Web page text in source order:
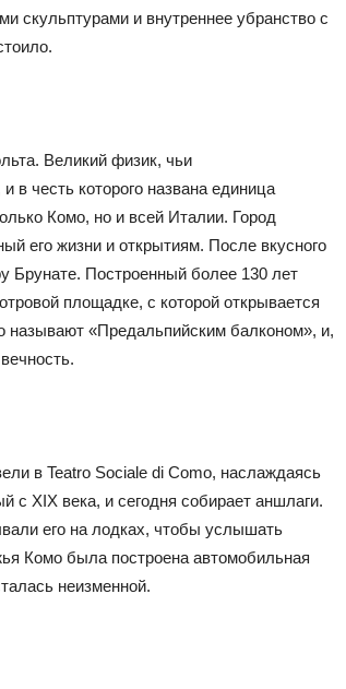
скульптурами и внутреннее убранство с
Великий физик, чьи
в честь которого названа единица
Комо, но и всей Италии. Город
его жизни и открытиям. После вкусного
Брунате. Построенный более 130 лет
площадке, с которой открывается
называют «Предальпийским балконом», и,
в Teatro Sociale di Como, наслаждаясь
с XIX века, и сегодня собирает аншлаги.
его на лодках, чтобы услышать
Комо была построена автомобильная
неизменной.